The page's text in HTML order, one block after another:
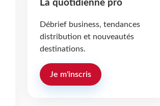
La quotidienne pro
Débrief business, tendances
distribution et nouveautés
destinations.
Je m'inscris